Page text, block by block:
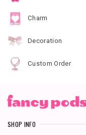
Charm
Decoration
Custom Order
SHOP INFO